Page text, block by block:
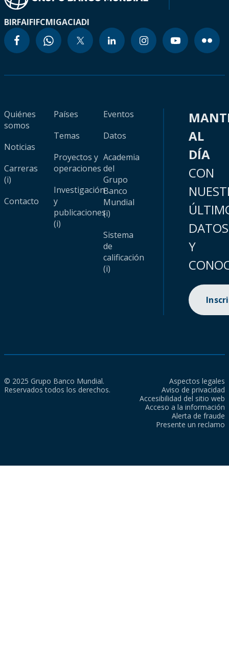
BIRFAIFIFCMIGACIADI
Quiénes
somos
Noticias
Carreras
(i)
Contacto
Países
Temas
Proyectos y
operaciones
Investigación
y
publicaciones
(i)
Eventos
Datos
Academia
del
Grupo
Banco
Mundial
(i)
Sistema
de
calificación
(i)
AL
DÍA
CON
DATOS
Y
© 2025 Grupo Banco Mundial.
Reservados todos los derechos.
Aspectos legales
Aviso de privacidad
Accesibilidad del sitio web
Acceso a la información
Alerta de fraude
Presente un reclamo